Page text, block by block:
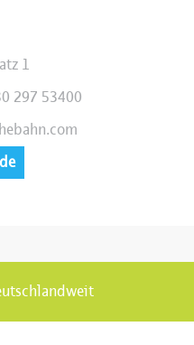
1
297 53400